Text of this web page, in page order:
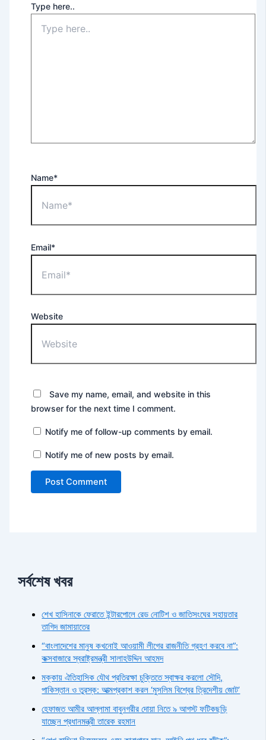
Type here..
Name*
Email*
Website
Save my name, email, and website in this
browser for the next time I comment.
Notify me of follow-up comments by email.
Notify me of new posts by email.
সর্বশেষ খবর
শেখ হাসিনাকে ফেরাতে ইন্টারপোলে রেড নোটিশ ও জাতিসংঘের সহায়তার
তাগিদ জামায়াতের
“বাংলাদেশের মানুষ কখনোই আওয়ামী লীগের রাজনীতি গ্রহণ করবে না”:
কক্সবাজারে স্বরাষ্ট্রমন্ত্রী সালাহউদ্দিন আহমদ
মক্কায় ঐতিহাসিক যৌথ প্রতিরক্ষা চুক্তিতে স্বাক্ষর করলো সৌদি,
পাকিস্তান ও তুরস্ক: আত্মপ্রকাশ করল ‘মুসলিম বিশ্বের ত্রিদেশীয় জোট’
হেফাজত আমীর আল্লামা বাবুনগরীর দোয়া নিতে ৯ আগস্ট ফটিকছড়ি
যাচ্ছেন প্রধানমন্ত্রী তারেক রহমান